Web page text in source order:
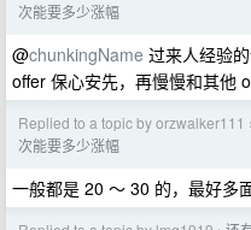
次能要多少涨幅
@chunkingName 过来人经验
offer 保心安先，再慢慢和其他
Replied to a topic by orzwalker111 ›
次能要多少涨幅
一般都是 20 ～ 30 的，最好多